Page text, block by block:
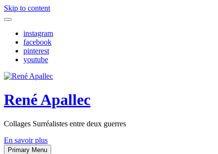
Skip to content
instagram
facebook
pinterest
youtube
René Apallec
Collages Surréalistes entre deux guerres
En savoir plus
Primary Menu